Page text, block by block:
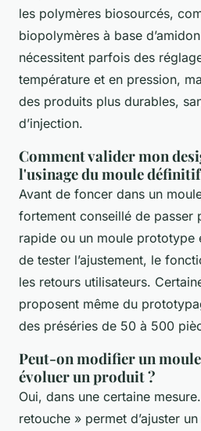
les polymères biosourcés,
biopolymères à base
nécessitent parfois des
température et en pression,
des produits plus durables,
d’injection.
Comment valider mon
l'usinage du moule
Avant de foncer dans un
fortement conseillé de passer
rapide ou un moule prototype
de tester l’ajustement, le
les retours utilisateurs.
proposent même du
des préséries de 50 à 500
Peut-on modifier un
évoluer un produit ?
Oui, dans une certaine
retouche » permet d’ajuster